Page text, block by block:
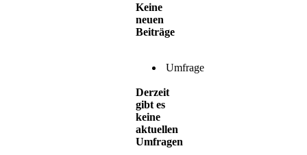
Keine
neuen
Beiträge
Umfrage
Derzeit
gibt es
keine
aktuellen
Umfragen